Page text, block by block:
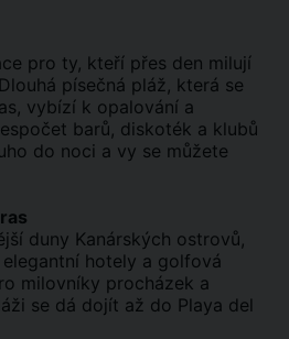
pro ty, kteří přes den milují
písečná pláž, která se
vybízí k opalování a
barů, diskoték a klubů
do noci a vy se můžete
duny Kanárských ostrovů,
hotely a golfová
milovníky procházek a
se dá dojít až do Playa del